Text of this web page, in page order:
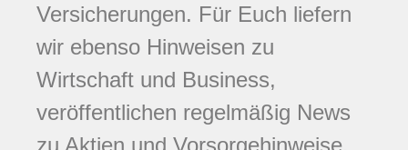
Versicherungen. Für Euch liefern
wir ebenso Hinweisen zu
Wirtschaft und Business,
veröffentlichen regelmäßig News
zu Aktien und Vorsorgehinweise.